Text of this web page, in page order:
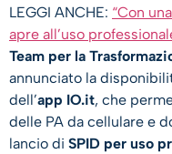
LEGGI ANCHE: “Con
apre all’uso
Team per la
annunciato la
dell’app IO.it, che
delle PA da cellulare e
lancio di SPID per uso